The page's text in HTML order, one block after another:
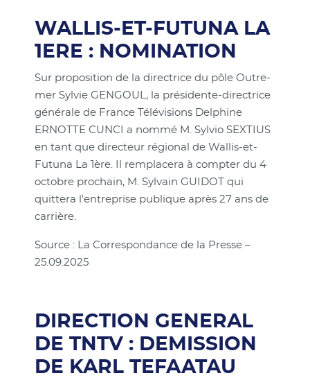
WALLIS-ET-FUTUNA LA
1ERE : NOMINATION
Sur proposition de la directrice du pôle Outre-
mer Sylvie GENGOUL, la présidente-directrice
générale de France Télévisions Delphine
ERNOTTE CUNCI a nommé M. Sylvio SEXTIUS
en tant que directeur régional de Wallis-et-
Futuna La 1ère. Il remplacera à compter du 4
octobre prochain, M. Sylvain GUIDOT qui
quittera l'entreprise publique après 27 ans de
carrière.
Source : La Correspondance de la Presse –
25.09.2025
DIRECTION GENERAL
DE TNTV : DEMISSION
DE KARL TEFAATAU